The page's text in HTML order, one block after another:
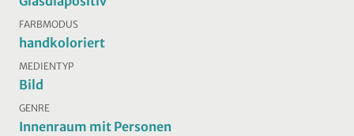
FARBMODUS
handkoloriert
MEDIENTYP
Bild
GENRE
Innenraum mit Personen